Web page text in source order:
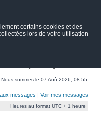
certains cookies et des
lors de votre utilisation
Nous sommes le 07 Aoû 2026, 08:55
messages | Voir mes messages
Heures au format UTC + 1 heure